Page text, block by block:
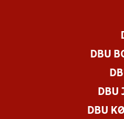
DBU
DBU
DBU